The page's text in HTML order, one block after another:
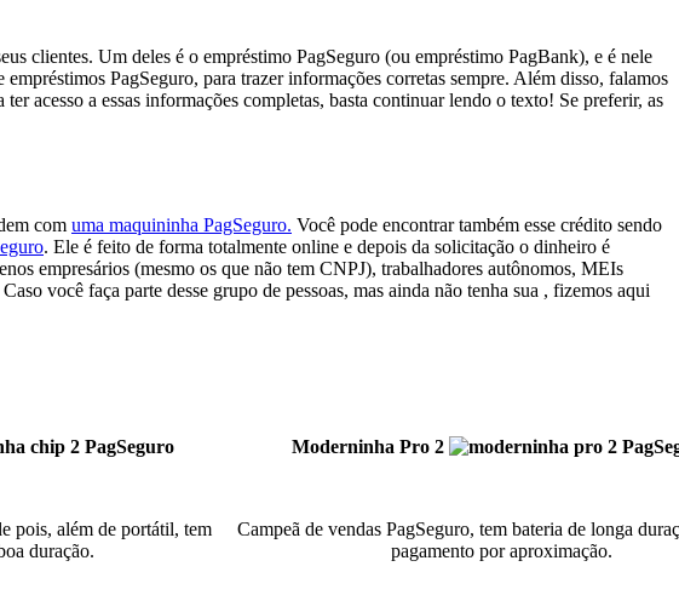
clientes. Um deles é o empréstimo PagSeguro (ou empréstimo PagBank), e é nele
PagSeguro, para trazer informações corretas sempre. Além disso, falamos
acesso a essas informações completas, basta continuar lendo o texto! Se preferir, as
com uma maquininha PagSeguro. Você pode encontrar também esse crédito sendo
. Ele é feito de forma totalmente online e depois da solicitação o dinheiro é
empresários (mesmo os que não tem CNPJ), trabalhadores autônomos, MEIs
Caso você faça parte desse grupo de pessoas, mas ainda não tenha sua , fizemos aqui
Moderninha Pro 2
pois, além de portátil, tem
duração.
Campeã de vendas PagSeguro, tem bateria de longa
pagamento por aproximação.